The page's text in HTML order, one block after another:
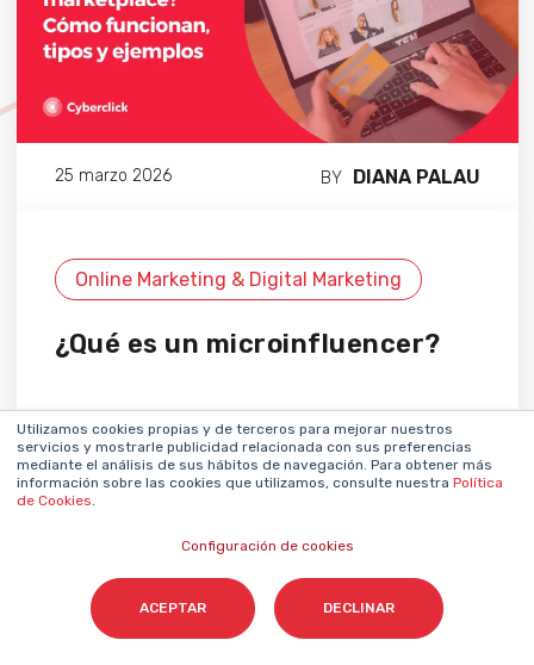
Utilizamos cookies propias y de terceros para mejorar nuestros
servicios y mostrarle publicidad relacionada con sus preferencias
mediante el análisis de sus hábitos de navegación. Para obtener más
información sobre las cookies que utilizamos, consulte nuestra Política
de Cookies.
Configuración de cookies
ACEPTAR DECLINAR
25 marzo 2026 BY DIANA PALAU
Online Marketing & Digital Marketing
¿Qué es un microinfluencer?